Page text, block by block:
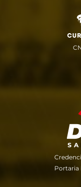
Portaria